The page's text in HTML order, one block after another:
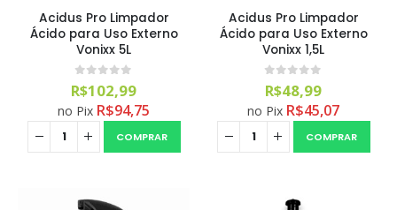
Acidus Pro Limpador
Ácido para Uso Externo
Vonixx 5L
R$102,99
no Pix R$94,75
COMPRAR
Acidus Pro Limpador
Ácido para Uso Externo
Vonixx 1,5L
R$48,99
no Pix R$45,07
COMPRAR